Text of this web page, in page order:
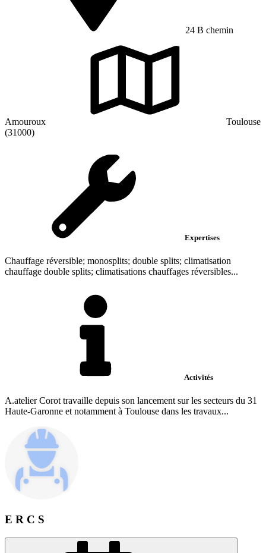
24 B chemin
Amouroux
Toulouse
(31000)
Expertises
Chauffage réversible; monosplits; double splits; climatisation
chauffage double splits; climatisations chauffages réversibles...
Activités
A.atelier Corot travaille depuis son lancement sur les secteurs du 31
Haute-Garonne et notamment à Toulouse dans les travaux...
E R C S